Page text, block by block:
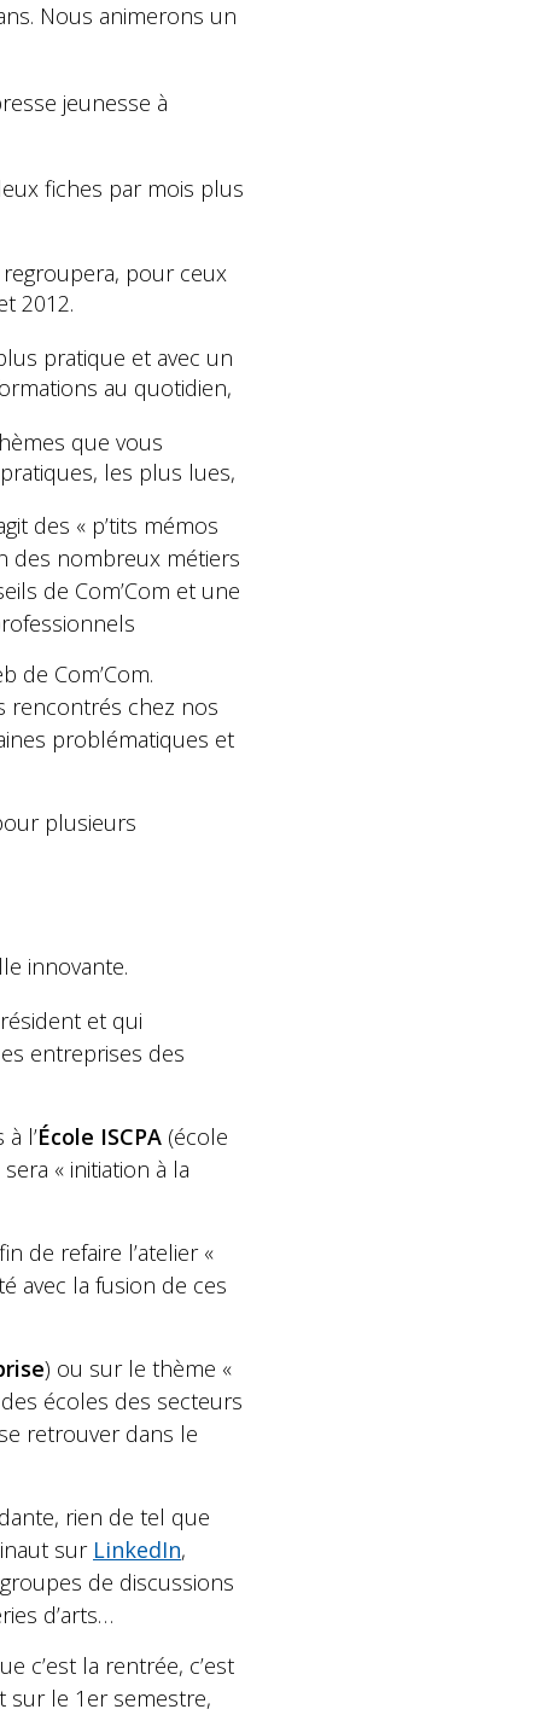
Nous animerons un
jeunesse à
fiches par mois plus
pour ceux
2012.
pratique et avec un
au quotidien,
que vous
les plus lues,
des « p’tits mémos
des nombreux métiers
de Com’Com et une
de Com’Com.
rencontrés chez nos
problématiques et
plusieurs
innovante.
et qui
entreprises des
l’École ISCPA (école
« initiation à la
de refaire l’atelier «
avec la fusion de ces
) ou sur le thème «
écoles des secteurs
retrouver dans le
rien de tel que
sur LinkedIn,
de discussions
d’arts…
c’est la rentrée, c’est
sur le 1er semestre,